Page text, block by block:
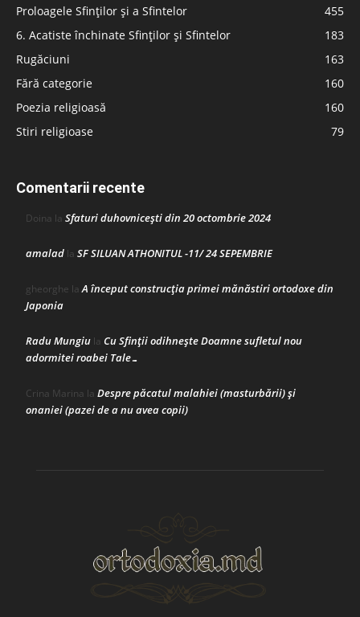
Proloagele Sfinților și a Sfintelor
455
6. Acatiste închinate Sfinților și Sfintelor
183
Rugăciuni
163
Fără categorie
160
Poezia religioasă
160
Stiri religioase
79
Comentarii recente
Doina la Sfaturi duhovnicești din 20 octombrie 2024
amalad la SF SILUAN ATHONITUL -11/ 24 SEPEMBRIE
gheorghe laA început construcţia primei mănăstiri ortodoxe din
Japonia
Radu Mungiu la Cu Sfinții odihnește Doamne sufletul nou
adormitei roabei Tale…
Crina Marina la Despre păcatul malahiei (masturbării) şi
onaniei (pazei de a nu avea copii)